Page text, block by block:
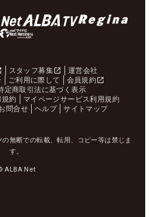
スタッフ募集
運営会社
ご利用に際して
会員規約
定商取引法に基づく表示
規約
マイページサービス利用規約
問合せ ヘルプ サイトマップ
無断での転載、転用、コピー等は禁じま
す。
ALBA Net